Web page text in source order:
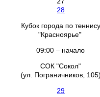
28
Кубок города по теннису
"Красноярье"
09:00 – начало
СОК "Сокол"
(ул. Пограничников, 105)
29